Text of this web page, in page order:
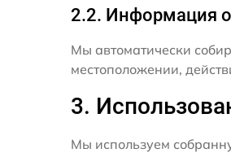
2.2. Информация
Мы автоматически
местоположении,
3.
Мы используем